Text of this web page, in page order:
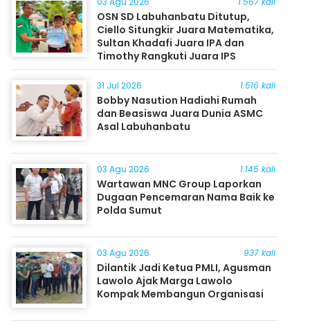
OSN SD Labuhanbatu Ditutup,
Ciello Situngkir Juara Matematika,
Sultan Khadafi Juara IPA dan
Timothy Rangkuti Juara IPS
31 Jul 2026 1.516 kali
Bobby Nasution Hadiahi Rumah
dan Beasiswa Juara Dunia ASMC
Asal Labuhanbatu
03 Agu 2026 1.145 kali
Wartawan MNC Group Laporkan
Dugaan Pencemaran Nama Baik ke
Polda Sumut
03 Agu 2026 937 kali
Dilantik Jadi Ketua PMLI, Agusman
Lawolo Ajak Marga Lawolo
Kompak Membangun Organisasi